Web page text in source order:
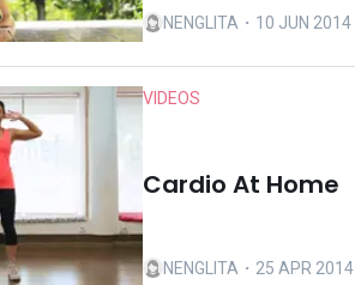
NENGLITA ・10 JUN 2014
VIDEOS
Cardio At Home
NENGLITA ・25 APR 2014